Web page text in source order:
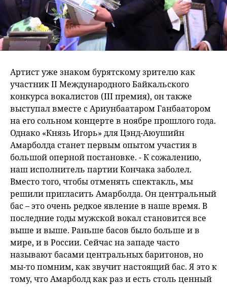
Артист уже знаком бурятскому зрителю как
участник II Международного Байкальского
конкурса вокалистов (III премия), он также
выступал вместе с Ариунбаатаром Ганбаатором
на его сольном концерте в ноябре прошлого года.
Однако «Князь Игорь» для Цэнд-Аюушийн
Амарболда станет первым опытом участия в
большой оперной постановке. - К сожалению,
наш исполнитель партии Кончака заболел.
Вместо того, чтобы отменять спектакль, мы
решили пригласить Амарболда. Он центральный
бас – это очень редкое явление в наше время. В
последние годы мужской вокал становится все
выше и выше. Раньше басов было больше и в
мире, и в России. Сейчас на западе часто
называют басами центральных баритонов, но
мы-то помним, как звучит настоящий бас. Я это к
тому, что Амарболд как раз и есть столь ценный